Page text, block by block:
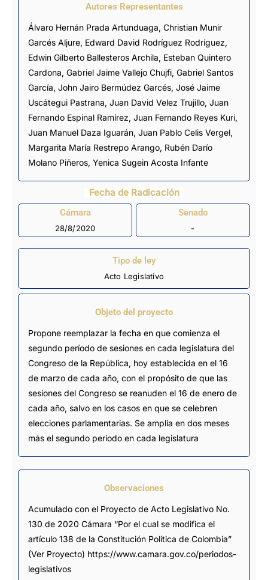
Autores Representantes
Álvaro Hernán Prada Artunduaga, Christian Munir
Garcés Aljure, Edward David Rodríguez Rodríguez,
Edwin Gilberto Ballesteros Archila, Esteban Quintero
Cardona, Gabriel Jaime Vallejo Chujfi, Gabriel Santos
García, John Jairo Bermúdez Garcés, José Jaime
Uscátegui Pastrana, Juan David Velez Trujillo, Juan
Fernando Espinal Ramírez, Juan Fernando Reyes Kuri,
Juan Manuel Daza Iguarán, Juan Pablo Celis Vergel,
Margarita María Restrepo Arango, Rubén Darío
Molano Piñeros, Yenica Sugein Acosta Infante
Fecha de Radicación
Cámara
28/8/2020
Senado
-
Tipo de ley
Acto Legislativo
Objeto del proyecto
Propone reemplazar la fecha en que comienza el
segundo período de sesiones en cada legislatura del
Congreso de la República, hoy establecida en el 16
de marzo de cada año, con el propósito de que las
sesiones del Congreso se reanuden el 16 de enero de
cada año, salvo en los casos en que se celebren
elecciones parlamentarias. Se amplía en dos meses
más el segundo periodo en cada legislatura
Observaciones
Acumulado con el Proyecto de Acto Legislativo No.
130 de 2020 Cámara “Por el cual se modifica el
artículo 138 de la Constitución Política de Colombia”
(Ver Proyecto) https://www.camara.gov.co/periodos-
legislativos